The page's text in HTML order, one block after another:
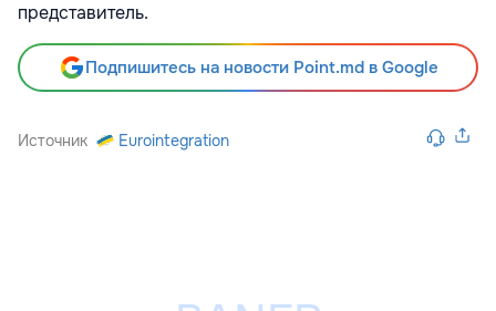
представитель.
Подпишитесь на новости Point.md в Google
Источник Eurointegration